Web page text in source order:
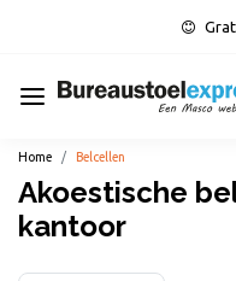
Home Belcellen
Akoestische
kantoor